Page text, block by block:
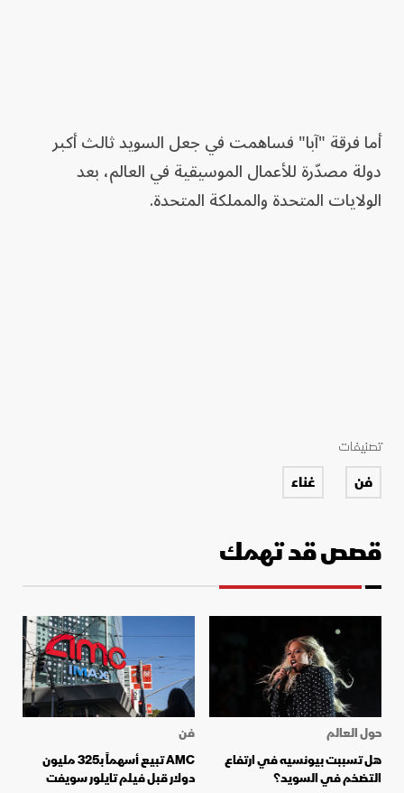
أما فرقة "آبا" فساهمت في جعل السويد ثالث أكبر
دولة مصدّرة للأعمال الموسيقية في العالم، بعد
الولايات المتحدة والمملكة المتحدة.
تصنيفات
فن غناء
قصص قد تهمك
حول العالم
هل تسببت بيونسيه في ارتفاع
التضخم في السويد؟
فن
AMC تبيع أسهماً بـ325 مليون
دولار قبل فيلم تايلور سويفت